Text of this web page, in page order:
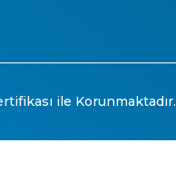
ile Korunmaktadır.